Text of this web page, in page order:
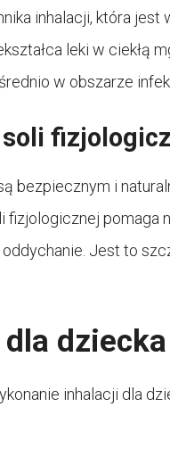
inhalacji, która
leki w ciekłą
w obszarze
bezpiecznym i
pomaga
Jest to
inhalacji dla